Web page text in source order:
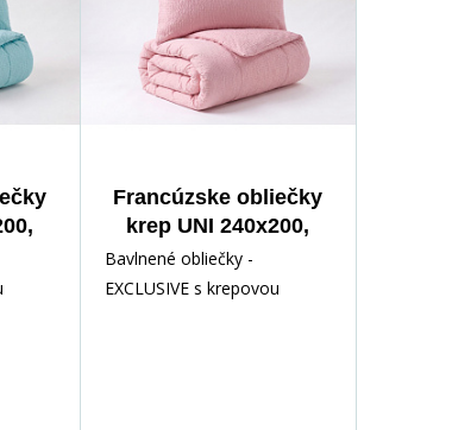
Francúzske obliečky
krep UNI 240x200,
70x90cm Ružové
Bavlnené obliečky -
EXCLUSIVE s krepovou